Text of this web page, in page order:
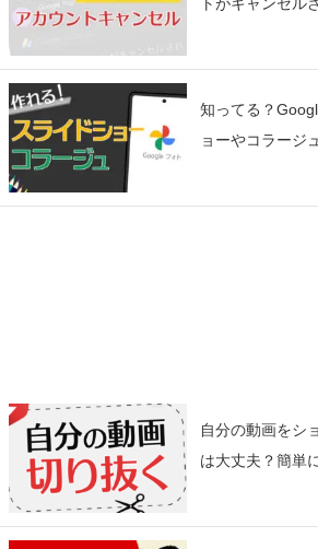
知ってる？
ョーやコラージ
自分の動画をシ
は大丈夫？簡単